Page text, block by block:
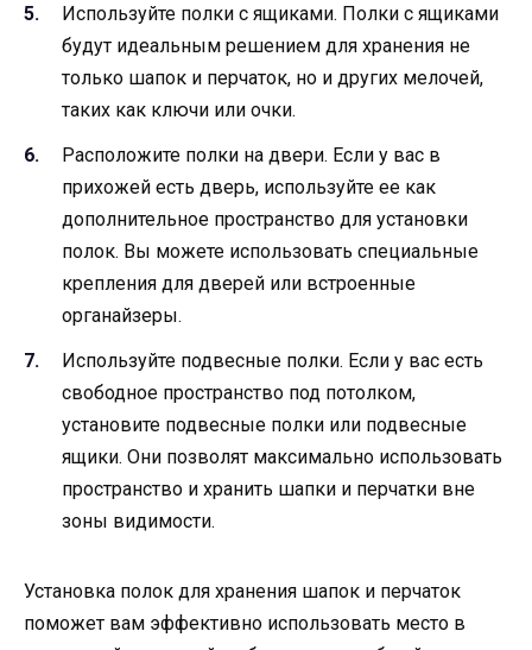
Используйте полки с ящиками. Полки с ящиками
будут идеальным решением для хранения не
только шапок и перчаток, но и других мелочей,
таких как ключи или очки.
Расположите полки на двери. Если у вас в
прихожей есть дверь, используйте ее как
дополнительное пространство для установки
полок. Вы можете использовать специальные
крепления для дверей или встроенные
органайзеры.
Используйте подвесные полки. Если у вас есть
свободное пространство под потолком,
установите подвесные полки или подвесные
ящики. Они позволят максимально использовать
пространство и хранить шапки и перчатки вне
зоны видимости.
Установка полок для хранения шапок и перчаток
поможет вам эффективно использовать место в